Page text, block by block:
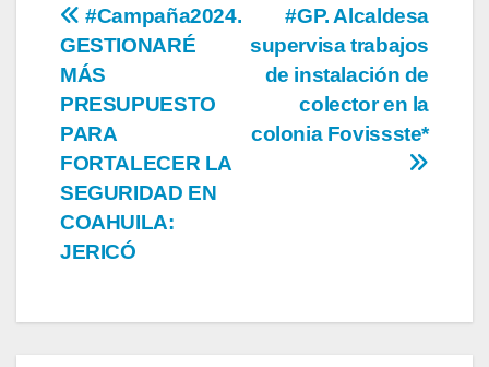
Navegación
de
entradas
#GP. Alcaldesa
supervisa trabajos
de instalación de
colector en la
colonia Fovissste*
#Campaña2024.
GESTIONARÉ
MÁS
PRESUPUESTO
PARA
FORTALECER LA
SEGURIDAD EN
COAHUILA:
JERICÓ